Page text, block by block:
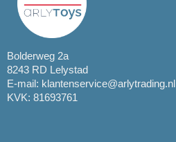
Bolderweg 2a
8243 RD Lelystad
E-mail: klantenservice@arlytrading.nl
KVK: 81693761